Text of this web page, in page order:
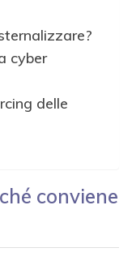
cyber
delle
conviene